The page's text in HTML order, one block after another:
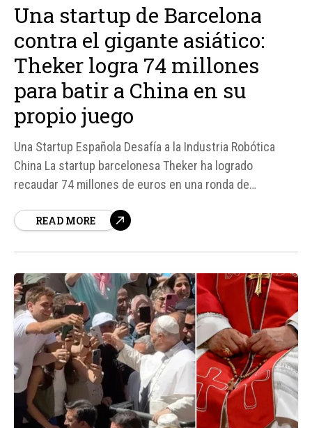
Una startup de Barcelona
contra el gigante asiático:
Theker logra 74 millones
para batir a China en su
propio juego
Una Startup Española Desafía a la Industria Robótica
China La startup barcelonesa Theker ha logrado
recaudar 74 millones de euros en una ronda de
con la participación de fondos españoles como K Fund,
READ MORE